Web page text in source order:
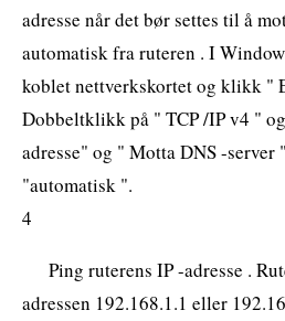
adresse når det bør settes til å
automatisk fra ruteren . I
koblet nettverkskortet og klikk "
Dobbeltklikk på " TCP /IP v4 "
adresse" og " Motta DNS -server
"automatisk ".
4
Ping ruterens IP -adresse .
adressen 192.168.1.1 eller